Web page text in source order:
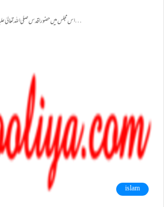
اس مجلس میں حضور اقدس صلی اللہ تعالیٰ علیہ واٰلہٖ وسلّم کی ولادت با سعادت کا بیان اور اسی کے…
islam